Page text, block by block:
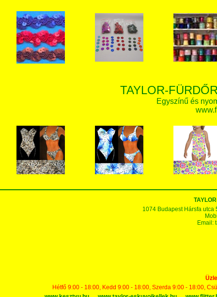
TAYLOR-
Egyszínű és
1074 Budapest Hársfa utca
Email:
Hétfő 9:00 - 18:00, Kedd 9:00 - 18:00, Szerda 9:00 - 18:00,